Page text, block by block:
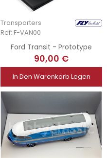
Transporters
Ref: F-VAN00
Ford Transit - Prototype
90,00 €
In Den Warenkorb Legen